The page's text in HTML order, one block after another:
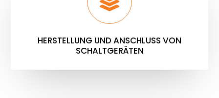
HERSTELLUNG UND ANSCHLUSS VON
SCHALTGERÄTEN